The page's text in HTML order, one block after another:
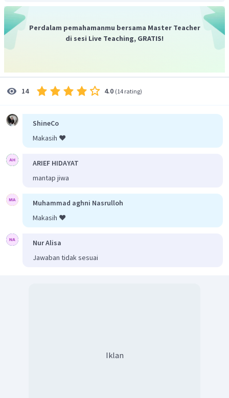
jadi, jawaban yang tepat adalah D.
Perdalam pemahamanmu bersama Master Teacher
di sesi Live Teaching, GRATIS!
14 4.0 (14 rating)
ShineCo
Makasih ❤️
ARIEF HIDAYAT
mantap jiwa
Muhammad aghni Nasrulloh
Makasih ❤️
Nur Alisa
Jawaban tidak sesuai
Iklan